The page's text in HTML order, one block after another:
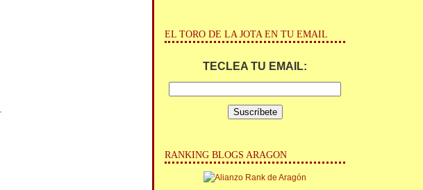
EL TORO DE LA JOTA EN TU EMAIL
TECLEA TU EMAIL:
RANKING BLOGS ARAGON